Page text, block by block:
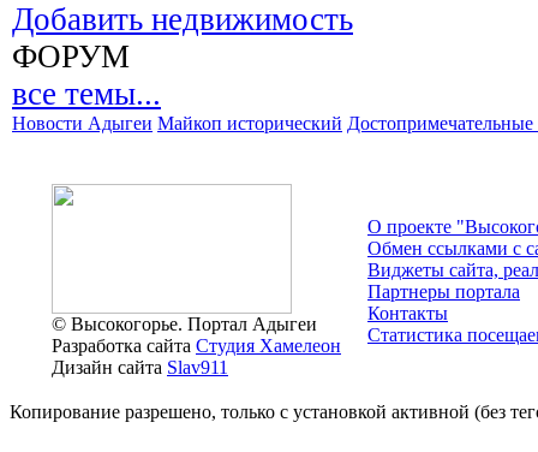
Добавить недвижимость
ФОРУМ
все темы...
Новости Адыгеи Майкоп исторический Достопримечательные
© Высокогорье. Портал Адыгеи
Разработка сайта Студия Хамелеон
Дизайн сайта Slav911
О проекте
Обмен ссылками c
Виджеты сайта,
Партнеры портала
Контакты
Статистика
Копирование разрешено, только с установкой активной (без